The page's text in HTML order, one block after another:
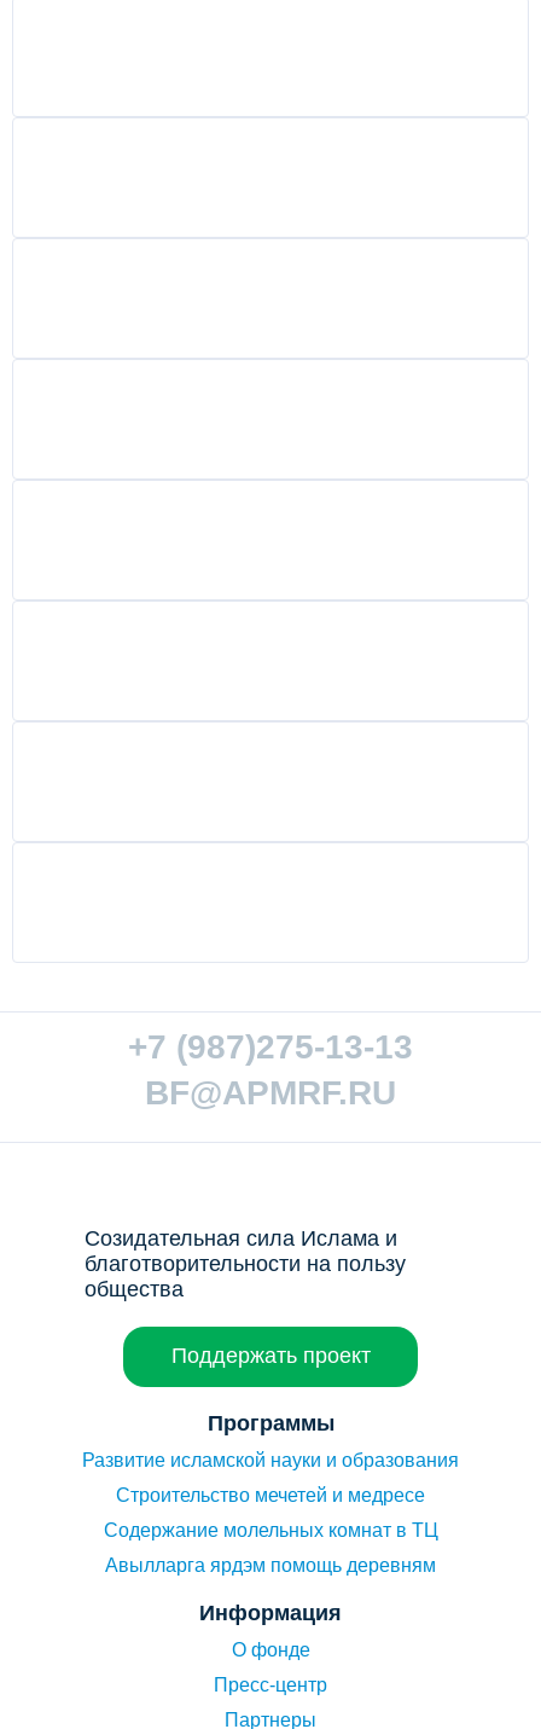
+7 (987)275-13-13
BF@APMRF.RU
Программы
Развитие исламской науки и образования
Строительство мечетей и медресе
Содержание молельных комнат в ТЦ
Авылларга ярдэм помощь деревням
Информация
О фонде
Пресс-центр
Партнеры
Созидательная сила Ислама и
благотворительности на пользу
общества
Поддержать проект